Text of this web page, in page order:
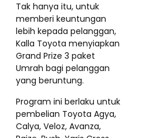
Tak hanya itu, untuk
memberi keuntungan
lebih kepada pelanggan,
Kalla Toyota menyiapkan
Grand Prize 3 paket
Umrah bagi pelanggan
yang beruntung.
Program ini berlaku untuk
pembelian Toyota Agya,
Calya, Veloz, Avanza,